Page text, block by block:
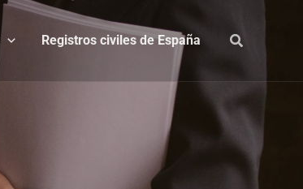
Registros civiles de España